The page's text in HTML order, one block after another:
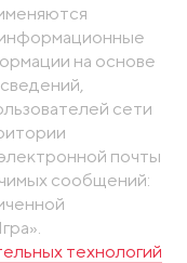
на основе
сети
почты
сообщений:
технологий